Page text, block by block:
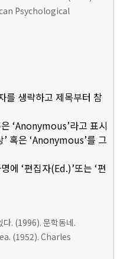
Psychological
를 생략하고 제목부터 참
‘Anonymous’라고 표시
혹은 ‘Anonymous’를 그
에 ‘편집자(Ed.)’또는 ‘편
다. (1996). 문학동네.
(1952). Charles